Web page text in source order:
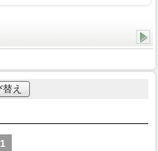
え
1